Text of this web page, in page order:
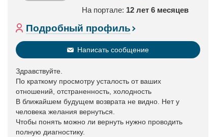
На портале: 12 лет 6 месяцев
Подробный профиль
Написать сообщение
Здравствуйте.
По краткому просмотру усталость от ваших
отношений, отстраненность, холодность
В ближайшем будущем возврата не видно. Нет у
человека желания вернуться.
Чтобы понять можно ли вернуть нужно проводить
полную диагностику.